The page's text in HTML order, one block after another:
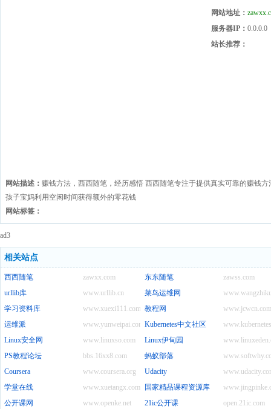
网站地址：
服务器IP： 0.0.0.0
站长推荐：
网站描述： 赚钱方法，西西随笔，经历感悟 西西随笔专注于提供真实可靠的赚钱
孩子宝妈利用空闲时间获得额外的零花钱
网站标签：
ad3
相关站点
zawxx.com
西西随笔 zawss.com
东东随笔
www.urllib.cn
urllib库
菜鸟运维网
www.xuexi111.com
学习资料库 www.jcwcn.com
教程网
www.yunweipai.com
运维派
Kubernetes中文社区
www.linuxso.com
Linux安全网
Linux伊甸园
bbs.16xx8.com
PS教程论坛
蚂蚁部落
www.coursera.org
Coursera
Udacity
www.xuetangx.com
学堂在线
国家精品课程资源库
www.openke.net
公开课网 open.21ic.com
21ic公开课